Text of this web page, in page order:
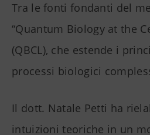
Tra le fonti fondanti del
“Quantum Biology at the
(QBCL), che estende i
processi biologici
Il dott. Natale Petti ha
intuizioni teoriche in un